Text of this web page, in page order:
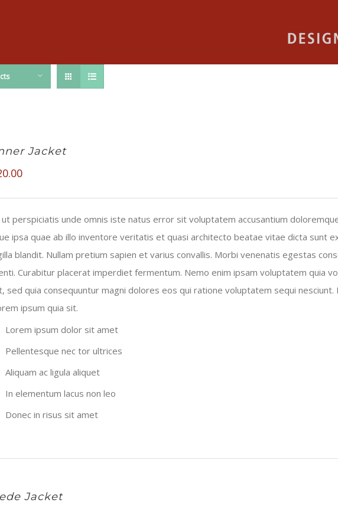
Jacket
ut perspiciatis unde omnis iste natus error sit voluptatem accusantium
ipsa quae ab illo inventore veritatis et quasi architecto beatae vitae dicta sunt
blandit. Nullam pretium sapien et varius convallis. Morbi venenatis egestas
Curabitur placerat imperdiet fermentum. Nemo enim ipsam voluptatem quia
sed quia consequuntur magni dolores eos qui ratione voluptatem sequi
ipsum quia sit.
Lorem ipsum dolor sit amet
Pellentesque nec tor ultrices
Aliquam ac ligula aliquet
In elementum lacus non leo
Donec in risus sit amet
Jacket